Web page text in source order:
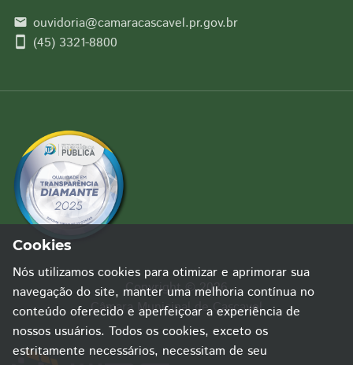
email ouvidoria@camaracascavel.pr.gov.br
smartphone (45) 3321-8800
Copyright © 2026
Câmara Municipal de Cascavel
Cookies
Nós utilizamos cookies para otimizar e aprimorar sua
navegação do site, manter uma melhoria contínua no
conteúdo oferecido e aperfeiçoar a experiência de
nossos usuários. Todos os cookies, exceto os
estritamente necessários, necessitam de seu